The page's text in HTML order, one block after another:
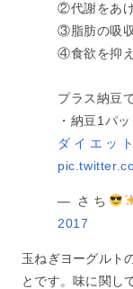
②代謝をあ
③脂肪の吸
④食欲を抑
プラス納豆
・納豆1パ
ダイエット
— さち
2017
玉ねぎヨーグルト
とです。味に関し